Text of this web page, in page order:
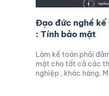
Đạo đức nghề kế
: Tính bảo mật
Làm kế toán phải
mật cho tất cả các
nghiệp , khác hàng.